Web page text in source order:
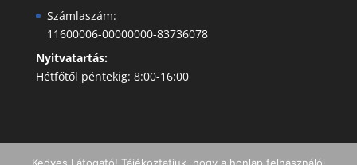
Számlaszám:
11600006-00000000-83736078
Nyitvatartás:
Hétfőtől péntekig: 8:00-16:00